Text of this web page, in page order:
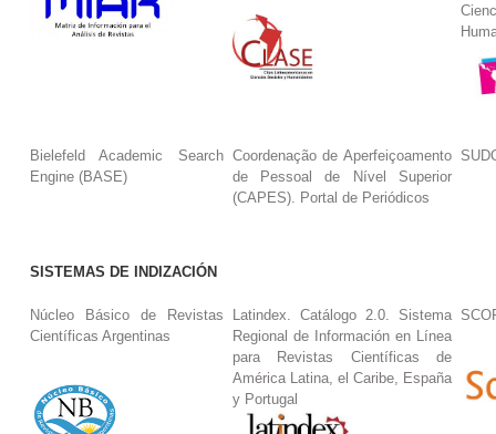
Bielefeld Academic Search
Engine (BASE)
Coordenação de Aperfeiçoamento
de Pessoal de Nível Superior
(CAPES). Portal de Periódicos
SISTEMAS DE INDIZACIÓN
Núcleo Básico de Revistas
Científicas Argentinas
Latindex. Catálogo 2.0. Sistema
Regional de Información en Línea
para Revistas Científicas de
América Latina, el Caribe, España
y Portugal